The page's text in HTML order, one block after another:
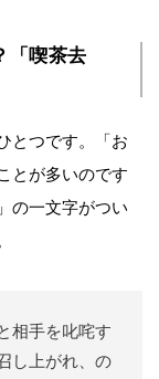
「喫茶去
とつです。「お
とが多いのです
の一文字がつい
相手を叱咤す
し上がれ、の